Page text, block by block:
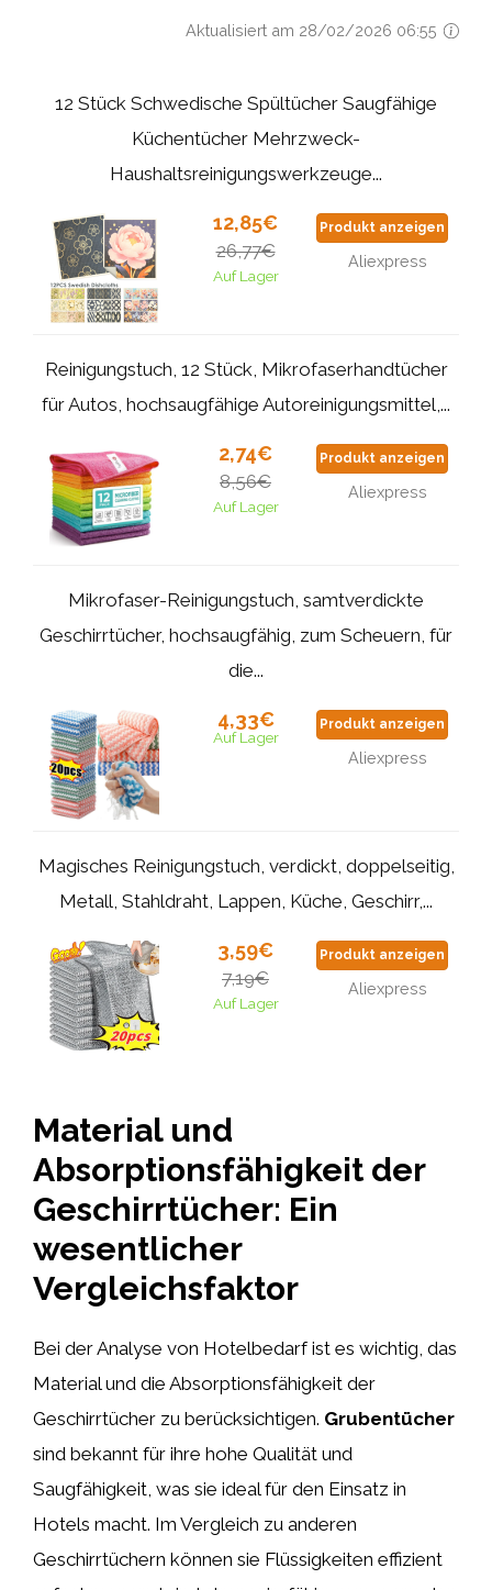
Aktualisiert am 28/02/2026 06:55
12 Stück Schwedische Spültücher Saugfähige
Küchentücher Mehrzweck-
Haushaltsreinigungswerkzeuge...
12,85€
26,77€
Auf Lager
Produkt anzeigen
Aliexpress
Reinigungstuch, 12 Stück, Mikrofaserhandtücher
für Autos, hochsaugfähige Autoreinigungsmittel,...
2,74€
8,56€
Auf Lager
Produkt anzeigen
Aliexpress
Mikrofaser-Reinigungstuch, samtverdickte
Geschirrtücher, hochsaugfähig, zum Scheuern, für
die...
4,33€
Auf Lager
Produkt anzeigen
Aliexpress
Magisches Reinigungstuch, verdickt, doppelseitig,
Metall, Stahldraht, Lappen, Küche, Geschirr,...
3,59€
7,19€
Auf Lager
Produkt anzeigen
Aliexpress
Material und
Absorptionsfähigkeit der
Geschirrtücher: Ein
wesentlicher
Vergleichsfaktor
Bei der Analyse von Hotelbedarf ist es wichtig, das
Material und die Absorptionsfähigkeit der
Geschirrtücher zu berücksichtigen. Grubentücher
sind bekannt für ihre hohe Qualität und
Saugfähigkeit, was sie ideal für den Einsatz in
Hotels macht. Im Vergleich zu anderen
Geschirrtüchern können sie Flüssigkeiten effizient